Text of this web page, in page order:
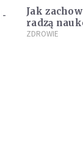
-
Jak
radzą
ZDROWIE